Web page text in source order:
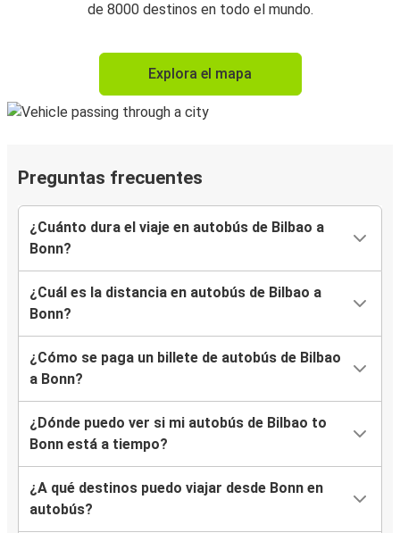
de 8000 destinos en todo el mundo.
Explora el mapa
Preguntas frecuentes
¿Cuánto dura el viaje en autobús de Bilbao a
Bonn?
¿Cuál es la distancia en autobús de Bilbao a
Bonn?
¿Cómo se paga un billete de autobús de Bilbao
a Bonn?
¿Dónde puedo ver si mi autobús de Bilbao to
Bonn está a tiempo?
¿A qué destinos puedo viajar desde Bonn en
autobús?